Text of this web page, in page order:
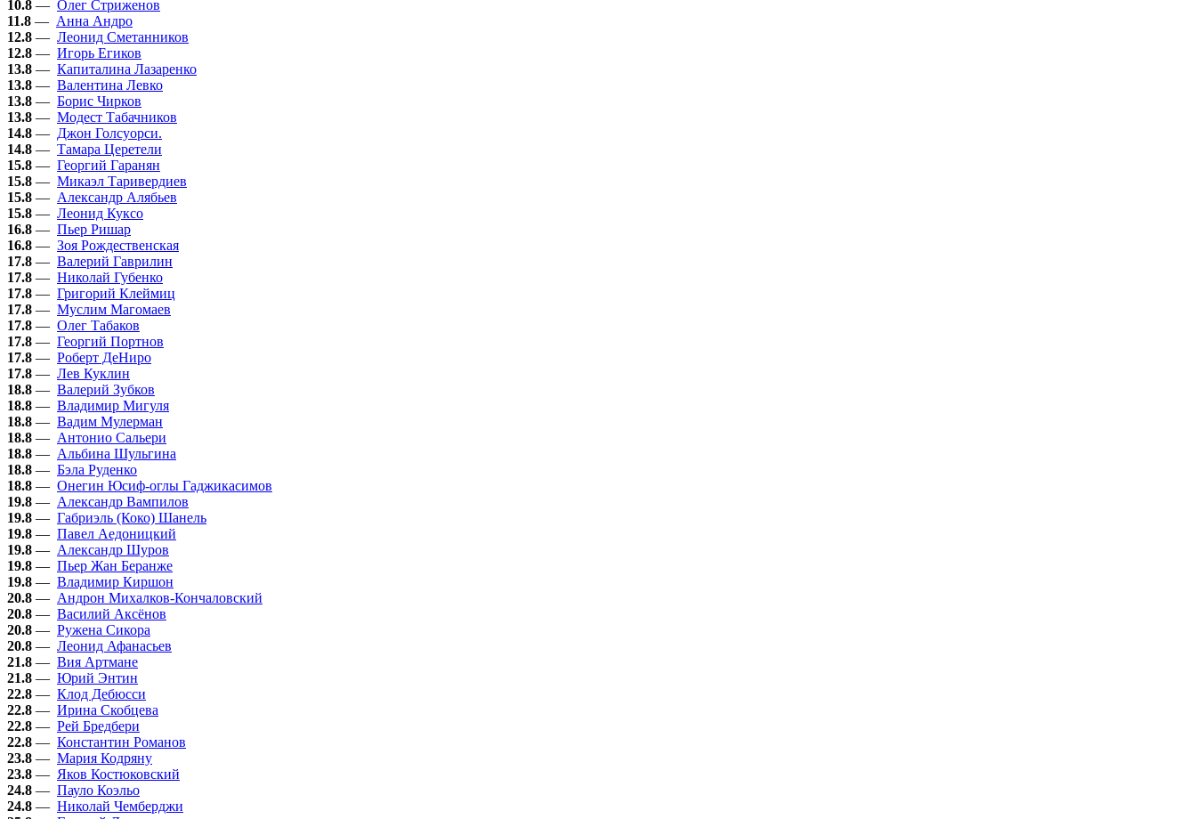
10.8 — Олег Стриженов
11.8 — Анна Андро
12.8 — Леонид Сметанников
12.8 — Игорь Егиков
13.8 — Капиталина Лазаренко
13.8 — Валентина Левко
13.8 — Борис Чирков
13.8 — Модест Табачников
14.8 — Джон Голсуорси.
14.8 — Тамара Церетели
15.8 — Георгий Гаранян
15.8 — Микаэл Таривердиев
15.8 — Александр Алябьев
15.8 — Леонид Куксо
16.8 — Пьер Ришар
16.8 — Зоя Рождественская
17.8 — Валерий Гаврилин
17.8 — Николай Губенко
17.8 — Григорий Клеймиц
17.8 — Муслим Магомаев
17.8 — Олег Табаков
17.8 — Георгий Портнов
17.8 — Роберт ДеНиро
17.8 — Лев Куклин
18.8 — Валерий Зубков
18.8 — Владимир Мигуля
18.8 — Вадим Мулерман
18.8 — Антонио Сальери
18.8 — Альбина Шульгина
18.8 — Бэла Руденко
18.8 — Онегин Юсиф-оглы Гаджикасимов
19.8 — Александр Вампилов
19.8 — Габриэль (Коко) Шанель
19.8 — Павел Аедоницкий
19.8 — Александр Шуров
19.8 — Пьер Жан Беранже
19.8 — Владимир Киршон
20.8 — Андрон Михалков-Кончаловский
20.8 — Василий Аксёнов
20.8 — Ружена Сикора
20.8 — Леонид Афанасьев
21.8 — Вия Артмане
21.8 — Юрий Энтин
22.8 — Клод Дебюсси
22.8 — Ирина Скобцева
22.8 — Рей Бредбери
22.8 — Константин Романов
23.8 — Мария Кодряну
23.8 — Яков Костюковский
24.8 — Пауло Коэльо
24.8 — Николай Чемберджи